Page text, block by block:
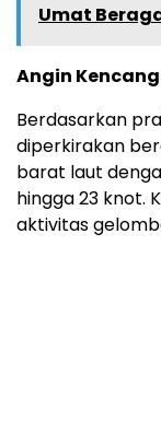
Umat
Angin
Berdasarkan
diperkirakan
barat laut
hingga 23 knot.
aktivitas